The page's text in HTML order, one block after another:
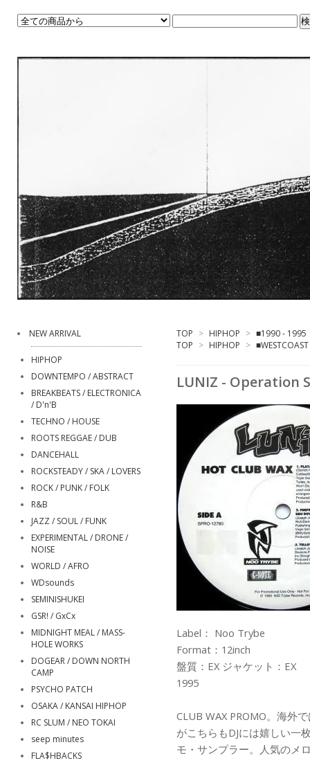
TOP > HIPHOP > ■1990 - 1995
TOP > HIPHOP >
LUNIZ - Operation
Label： Noo Trybe
Format：12inch
盤質：EX ジャケット：EX
1995
CLUB WAX PROMO。海外
がこちらもDJには嬉しい一
モ・サンプラー。人気のメ
NEW ARRIVAL
HIPHOP
DOWNTEMPO / ABSTRACT
BREAKBEATS / ELECTRONICA
/ D'n'B
TECHNO / HOUSE
ROOTS REGGAE / DUB
DANCEHALL
ROCKSTEADY / SKA / LOVERS
ROCK / PUNK / FOLK
R&B
JAZZ / SOUL / FUNK
EXPERIMENTAL / DRONE /
NOISE
WORLD / AFRO
WDsounds
SEMINISHUKEI
GSR! / GxCx
MIDNIGHT MEAL / MASS-
HOLE WORKS
DOGEAR / DOWN NORTH
CAMP
PSYCHO PATCH
OSAKA / KANSAI HIPHOP
RC SLUM / NEO TOKAI
seep minutes
FLA$HBACKS